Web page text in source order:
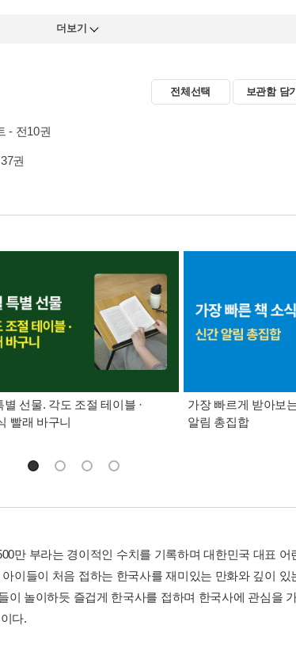
더보기
전체선택 보관함 담
- 전10권
권
별 선물. 각도 조절 테이블 ·
빨래 바구니
가장 빠르게 받아보
알림 총집합
만 부라는 경이적인 수치를 기록하며 대한민국 대표 어
이들이 처음 접하는 한국사를 재미있는 만화와 깊이 있
이 놀이하듯 즐겁게 한국사를 접하며 한국사에 관심을
다.